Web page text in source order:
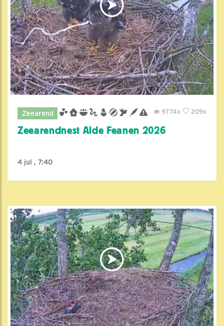
Zeearend 209x
9774x
Zeearendnest Alde Feanen 2026
4 jul , 7:40